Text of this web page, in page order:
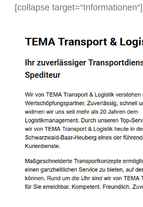
[collapse target=“Informationen“]